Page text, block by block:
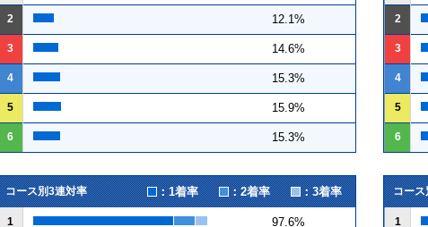
2 12.1%
3 14.6%
4 15.3%
5 15.9%
6 15.3%
コース別3連対率 ：1着率 ：2着率 ：3着率
1 97.6%
2
3
4
5
6
コース
1